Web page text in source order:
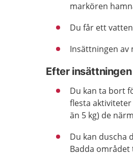
markören
Du får ett
Insättningen
Efter
Du kan ta bort
flesta
än 5 kg) de
Du kan duscha
Badda